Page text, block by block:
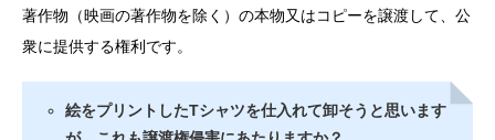
著作物（映画の著作物を除く）の本物又はコピーを譲渡して、公
衆に提供する権利です。
絵をプリントしたTシャツを仕入れて卸そうと思います